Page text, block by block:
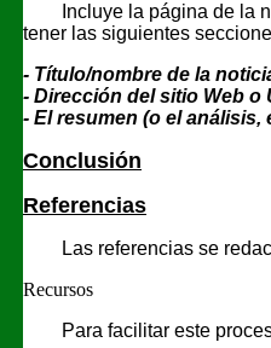
Incluye la página de la
tener las siguientes
- Título/nombre de la
- Dirección del sitio Web o
- El resumen (o el
Conclusión
Referencias
Las referencias se
Recursos
Para facilitar este